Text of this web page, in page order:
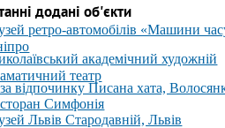
додані об'єкти
ретро-автомобілів «Машини
академічний художній
театр
відпочинку Писана хата,
Симфонія
Львів Стародавній, Львів